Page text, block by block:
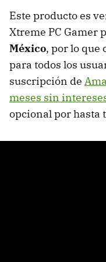
Este producto es
Xtreme PC Gamer
México, por lo que
para todos los
suscripción de
meses sin
opcional por hasta